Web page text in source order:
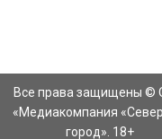
Все права защищены ©
«Медиакомпания
город». 18+